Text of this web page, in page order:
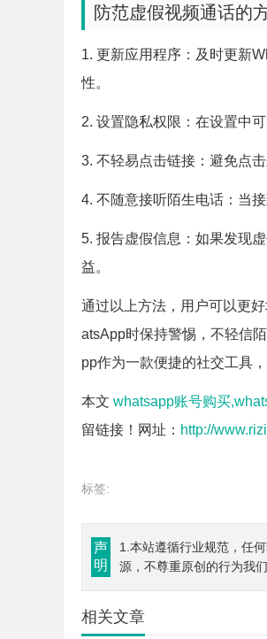
防范虚假视频通话的
1. 更新应用程序：及时更新
性。
2. 设置隐私权限：在设置中
3. 不轻易点击链接：避免点
4. 不随意接听陌生电话：当
5. 报告虚假信息：如果发现
益。
通过以上方法，用户可以更
atsApp时保持警惕，不轻信
pp作为一款便捷的社交工具
本文 whatsapp账号购买
留链接！网址： http://
标签:
声
明
1.本站遵循行业规范，任
源，不尊重原创的行为我
相关文章